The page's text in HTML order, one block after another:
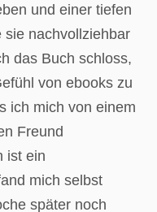
und einer tiefen
sie nachvollziehbar
das Buch schloss,
von ebooks zu
ich mich von einem
Freund
ist ein
mich selbst
später noch